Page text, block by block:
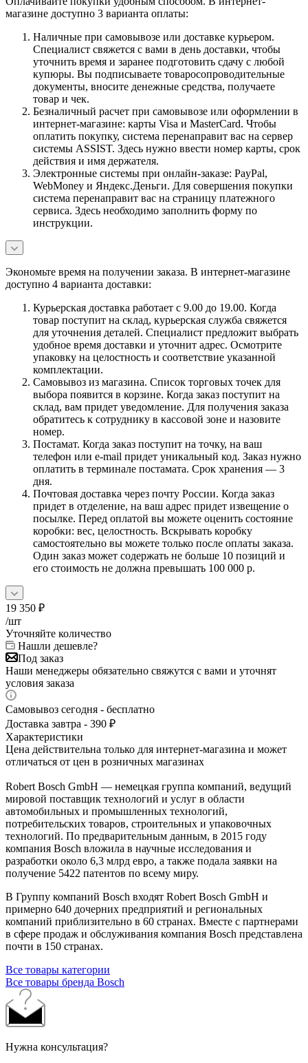
магазине доступно 3 варианта оплаты:
Наличные при самовывозе или доставке курьером.
Специалист свяжется с вами в день доставки, чтобы
уточнить время и заранее подготовить сдачу с любой
купюры. Вы подписываете товаросопроводительные
документы, вносите денежные средства, получаете
товар и чек.
Безналичный расчет при самовывозе или оформлении в
интернет-магазине: карты Visa и MasterCard. Чтобы
оплатить покупку, система перенаправит вас на сервер
системы ASSIST. Здесь нужно ввести номер карты, срок
действия и имя держателя.
Электронные системы при онлайн-заказе: PayPal,
WebMoney и Яндекс.Деньги. Для совершения покупки
система перенаправит вас на страницу платежного
сервиса. Здесь необходимо заполнить форму по
инструкции.
Экономьте время на получении заказа. В интернет-магазине
доступно 4 варианта доставки:
Курьерская доставка работает с 9.00 до 19.00. Когда
товар поступит на склад, курьерская служба свяжется
для уточнения деталей. Специалист предложит выбрать
удобное время доставки и уточнит адрес. Осмотрите
упаковку на целостность и соответствие указанной
комплектации.
Самовывоз из магазина. Список торговых точек для
выбора появится в корзине. Когда заказ поступит на
склад, вам придет уведомление. Для получения заказа
обратитесь к сотруднику в кассовой зоне и назовите
номер.
Постамат. Когда заказ поступит на точку, на ваш
телефон или e-mail придет уникальный код. Заказ нужно
оплатить в терминале постамата. Срок хранения — 3
дня.
Почтовая доставка через почту России. Когда заказ
придет в отделение, на ваш адрес придет извещение о
посылке. Перед оплатой вы можете оценить состояние
коробки: вес, целостность. Вскрывать коробку
самостоятельно вы можете только после оплаты заказа.
Один заказ может содержать не больше 10 позиций и
его стоимость не должна превышать 100 000 р.
19 350 ₽
/шт
Уточняйте количество
Нашли дешевле?
Под заказ
Наши менеджеры обязательно свяжутся с вами и уточнят
условия заказа
Самовывоз сегодня - бесплатно
Доставка завтра - 390 ₽
Характеристики
Цена действительна только для интернет-магазина и может
отличаться от цен в розничных магазинах
Robert Bosch GmbH — немецкая группа компаний, ведущий
мировой поставщик технологий и услуг в области
автомобильных и промышленных технологий,
потребительских товаров, строительных и упаковочных
технологий. По предварительным данным, в 2015 году
компания Bosch вложила в научные исследования и
разработки около 6,3 млрд евро, а также подала заявки на
получение 5422 патентов по всему миру.
В Группу компаний Bosch входят Robert Bosch GmbH и
примерно 640 дочерних предприятий и региональных
компаний приблизительно в 60 странах. Вместе с партнерами
в сфере продаж и обслуживания компания Bosch представлена
почти в 150 странах.
Все товары категории
Все товары бренда Bosch
Нужна консультация?